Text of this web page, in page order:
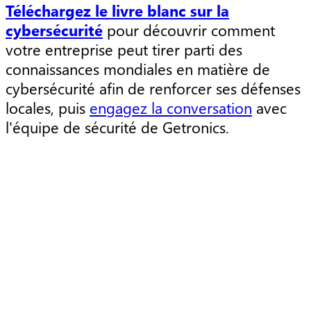
Téléchargez le livre blanc sur la
cybersécurité pour découvrir comment
votre entreprise peut tirer parti des
connaissances mondiales en matière de
cybersécurité afin de renforcer ses défenses
locales, puis engagez la conversation avec
l'équipe de sécurité de Getronics.